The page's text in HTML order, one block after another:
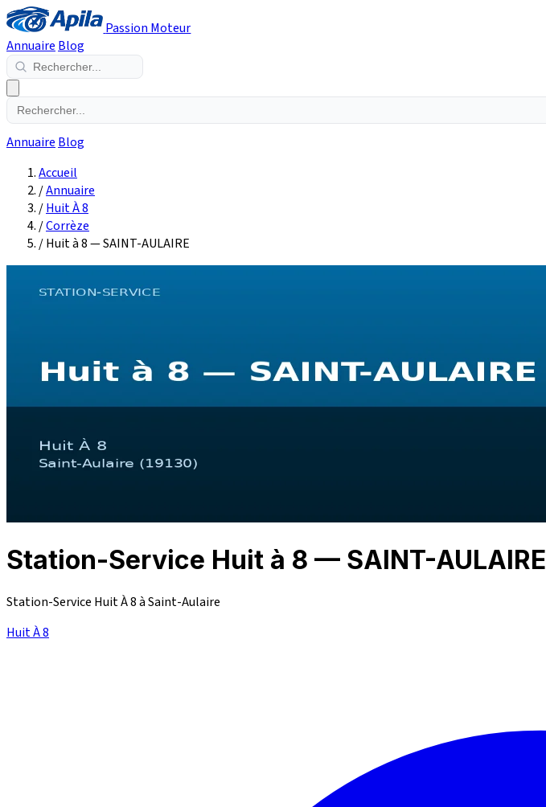
Passion Moteur
Annuaire Blog
Annuaire Blog
Accueil
/Annuaire
/Huit À 8
/Corrèze
/Huit à 8 — SAINT-AULAIRE
Station-Service Huit à 8 — SAINT-AULAIRE
Station-Service Huit À 8 à Saint-Aulaire
Huit À 8